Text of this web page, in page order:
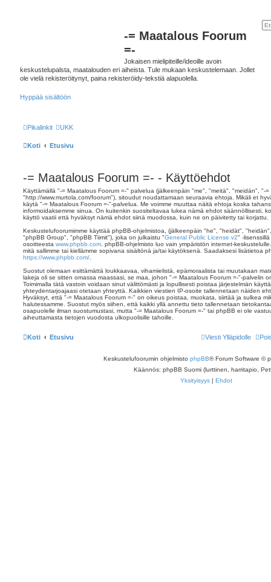
-= Maatalous Foorum
=-
Jokaisen mielipiteille/ideoille avoin
keskustelupalsta, maatalouden eri aiheista. Tule mukaan keskustelemaan. Jollet
ole vielä rekisteröitynyt, paina rekisteröidy-tekstiä alapuolella.
Hyppää sisältöön
Pikalinkit UKK
Koti Etusivu
-= Maatalous Foorum =- - Käyttöehdot
Käyttämällä "-= Maatalous Foorum =-" palvelua (jälkeenpäin "me", "meitä", "meidän", "-
"http://www.murtola.com/foorum"), sitoudut noudattamaan seuraavia ehtoja. Mikäli et
käytä "-= Maatalous Foorum =-"-palvelua. Me voimme muuttaa näitä ehtoja koska
informoidaksemme sinua. On kuitenkin suositeltavaa lukea nämä ehdot säännöllisesti,
käyttö vaatii että hyväksyt nämä ehdot siinä muodossa, kuin ne on päivitetty tai korjattu.
Keskustelufoorumimme käyttää phpBB-ohjelmistoa, (jälkeenpäin "he", "heidät",
"phpBB Group", "phpBB Tiimit"), joka on julkaistu "General Public License v2" -
osoitteesta www.phpbb.com . phpBB-ohjelmisto luo vain ympäristön internet-
mitä sallimme tai kiellämme sopivana sisältönä ja/tai käytöksenä. Saadaksesi lisätietoa
https://www.phpbb.com/
Suostut olemaan esittämättä loukkaavaa, vihamielistä, epämoraalista tai muutakaan
lakeja oli se sitten omassa maassasi, se maa, johon "-= Maatalous Foorum =-"-palvelin
Toimimalla tätä vastoin voidaan sinut välittömästi ja lopullisesti poistaa järjestelmän
yhteydentarjoajaasi otetaan yhteyttä. Kaikkien viestien IP-osoite tallennetaan näiden
Hyväksyt, että "-= Maatalous Foorum =-" on oikeus poistaa, muokata, siirtää ja sulkea
halutessamme. Suostut myös siihen, että kaikki yllä annettu tieto tallennetaan
osapuolelle ilman suostumustasi, mutta "-= Maatalous Foorum =-" tai phpBB ei ole
aiheuttamasta tietojen vuodosta ulkopuolisille tahoille.
Koti Etusivu Viesti Ylläpidolle
Keskustelufoorumin ohjelmisto phpBB® Forum Software ©
Käännös: phpBB Suomi (lurttinen, harritapio,
Yksityisyys | Ehdot